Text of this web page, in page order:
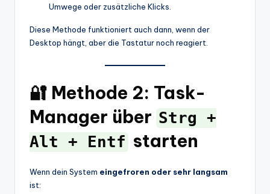
Umwege oder zusätzliche Klicks.
Diese Methode funktioniert auch dann, wenn der
Desktop hängt, aber die Tastatur noch reagiert.
🔐 Methode 2: Task-
Manager über Strg +
Alt + Entf starten
Wenn dein System eingefroren oder sehr langsam
ist: